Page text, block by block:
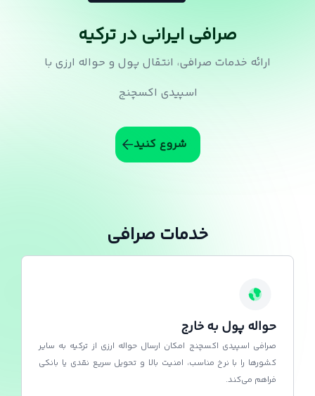
صرافی ایرانی در ترکیه
ارائه خدمات صرافی، انتقال پول و حواله ارزی با
اسپیدی اکسچنج
شروع کنید
خدمات صرافی
حواله پول به خارج
صرافی اسپیدی اکسچنج امکان ارسال حواله ارزی از ترکیه به سایر
کشورها را با نرخ مناسب، امنیت بالا و تحویل سریع نقدی یا بانکی
فراهم می‌کند.